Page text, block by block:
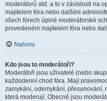
moderátorů atd. a to v závislosti na
majitelem fóra nebo dalšími
všech fórech úplné moderátorské
provedeném majitelem fóra nebo
Nahoru
Kdo jsou to moderátoři?
Moderátoři jsou uživatelé (nebo
každodenní chod fóra. Mají
zamykání, odemykání, přesunování,
která moderují. Obecně jsou